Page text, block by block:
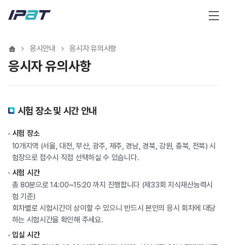
메뉴
응시안내 응시자 유의사항
응시자 유의사항
시험 장소 및 시간 안내
시험 장소
10개지역 (서울, 대전, 부산, 광주, 제주, 경남, 경북, 강원, 충북, 전북) 시
험장으로 접수시 직접 선택하실 수 있습니다.
시험 시간
총 80분으로 14:00~15:20 까지 진행합니다 (제33회 지식재산능력시
험 기준)
회차별로 시험시간이 상이할 수 있으니 반드시 본인의 응시 회차에 대당
하는 시험시간을 확인해 주세요.
입실 시간